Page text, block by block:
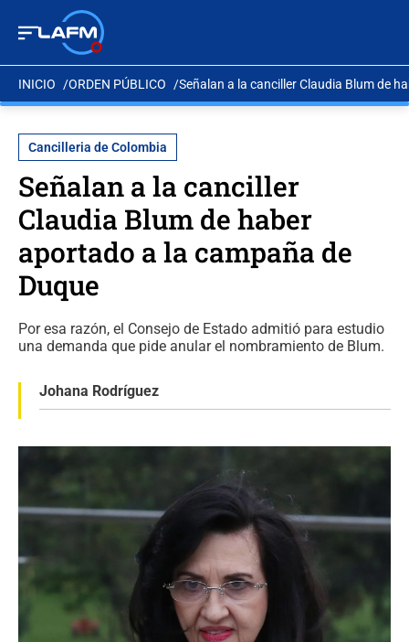
INICIO ORDEN PÚBLICO Señalan a la canciller Claudia Blum de
Cancilleria de Colombia
Señalan a la canciller
Claudia Blum de haber
aportado a la campaña de
Duque
Por esa razón, el Consejo de Estado admitió para estudio
una demanda que pide anular el nombramiento de Blum.
Johana Rodríguez